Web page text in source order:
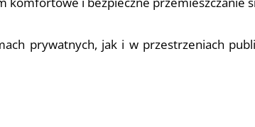
prywatnych, jak i w przestrzeniach